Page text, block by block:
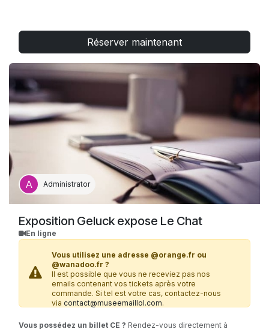
Vous possédez un billet CSE ?Rendez-vous directement à l’accueil
de l’exposition avec votre ticket, sans autre réservation./span>
présentation d’un justificatif) ; presse (uniquement presse
accréditée)
Autre réduction (directement sur place)
Réserver maintenant
Administrator
Exposition Geluck expose Le Chat
En ligne
Vous utilisez une adresse @orange.fr ou
@wanadoo.fr ?
Il est possible que vous ne receviez pas nos
emails contenant vos tickets après votre
commande. Si tel est votre cas, contactez-nous
via contact@museemaillol.com.
Vous possédez un billet CE ? Rendez-vous directement à